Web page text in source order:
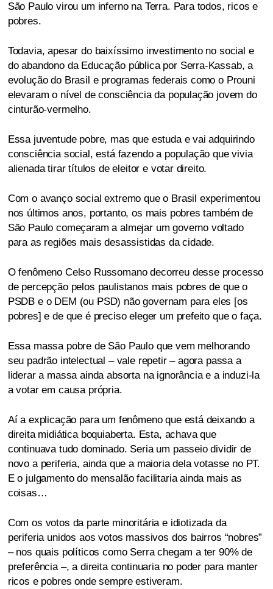
São Paulo virou um inferno na Terra. Para todos, ricos e
pobres.
Todavia, apesar do baixíssimo investimento no social e
do abandono da Educação pública por Serra-Kassab, a
evolução do Brasil e programas federais como o Prouni
elevaram o nível de consciência da população jovem do
cinturão-vermelho.
Essa juventude pobre, mas que estuda e vai adquirindo
consciência social, está fazendo a população que vivia
alienada tirar títulos de eleitor e votar direito.
Com o avanço social extremo que o Brasil experimentou
nos últimos anos, portanto, os mais pobres também de
São Paulo começaram a almejar um governo voltado
para as regiões mais desassistidas da cidade.
O fenômeno Celso Russomano decorreu desse processo
de percepção pelos paulistanos mais pobres de que o
PSDB e o DEM (ou PSD) não governam para eles [os
pobres] e de que é preciso eleger um prefeito que o faça.
Essa massa pobre de São Paulo que vem melhorando
seu padrão intelectual – vale repetir – agora passa a
liderar a massa ainda absorta na ignorância e a induzi-la
a votar em causa própria.
Aí a explicação para um fenômeno que está deixando a
direita midiática boquiaberta. Esta, achava que
continuava tudo dominado. Seria um passeio dividir de
novo a periferia, ainda que a maioria dela votasse no PT.
E o julgamento do mensalão facilitaria ainda mais as
coisas…
Com os votos da parte minoritária e idiotizada da
periferia unidos aos votos massivos dos bairros “nobres”
– nos quais políticos como Serra chegam a ter 90% de
preferência –, a direita continuaria no poder para manter
ricos e pobres onde sempre estiveram.